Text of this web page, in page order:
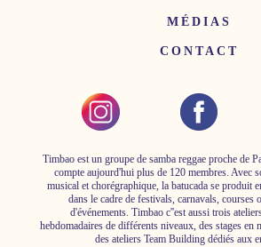
MÉDIAS
CONTACT
Timbao est un groupe de samba reggae proche de
compte aujourd'hui plus de 120 membres. Avec
musical et chorégraphique, la batucada se produit
dans le cadre de festivals, carnavals, courses
d'événements. Timbao c''est aussi trois
hebdomadaires de différents niveaux, des stages en
des ateliers Team Building dédiés aux